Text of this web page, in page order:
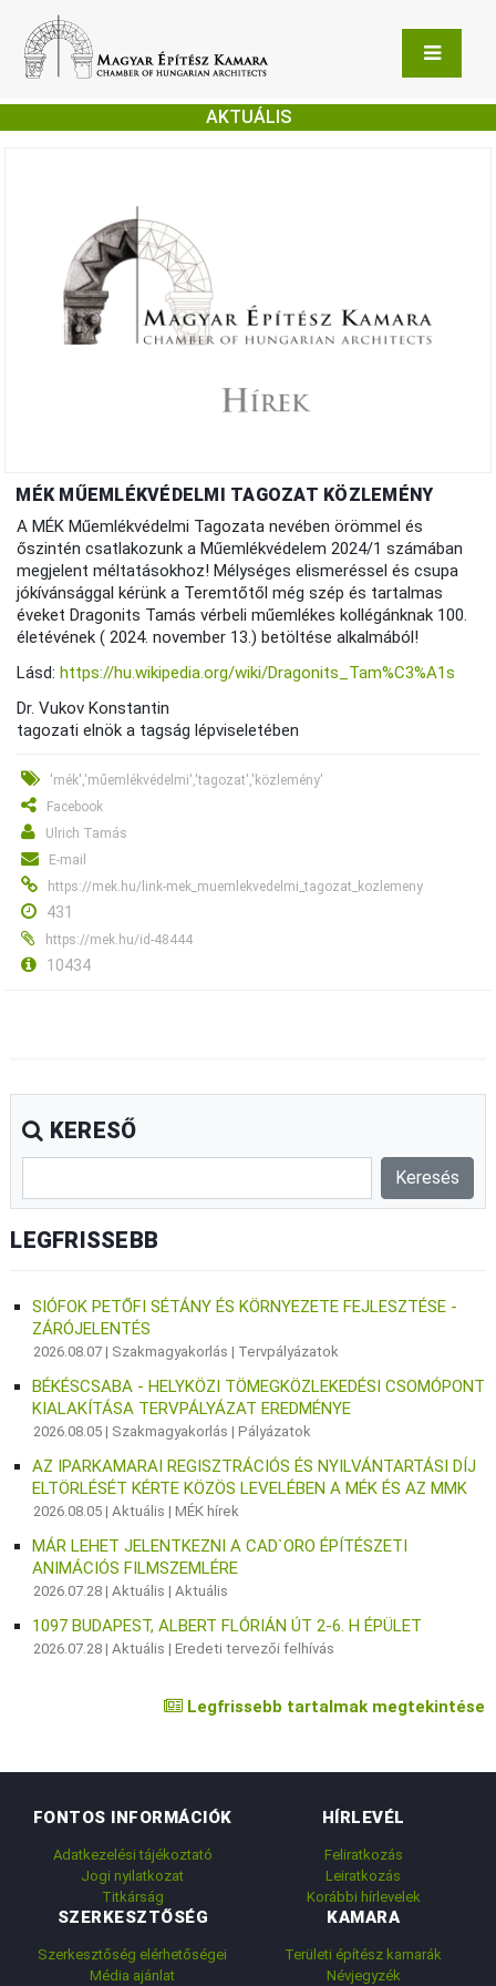
AKTUÁLIS
MÉK MŰEMLÉKVÉDELMI TAGOZAT KÖZLEMÉNY
A MÉK Műemlékvédelmi Tagozata nevében örömmel és
őszintén csatlakozunk a Műemlékvédelem 2024/1 számában
megjelent méltatásokhoz! Mélységes elismeréssel és csupa
jókívánsággal kérünk a Teremtőtől még szép és tartalmas
éveket Dragonits Tamás vérbeli műemlékes kollégánknak 100.
életévének ( 2024. november 13.) betöltése alkalmából!
Lásd:https://hu.wikipedia.org/wiki/Dragonits_Tam%C3%A1s
Dr. Vukov Konstantin
tagozati elnök a tagság lépviseletében
'mék','műemlékvédelmi','tagozat','közlemény'
Facebook
Ulrich Tamás
E-mail
https://mek.hu/link-mek_muemlekvedelmi_tagozat_kozlemeny
431
https://mek.hu/id-48444
10434
KERESŐ
LEGFRISSEBB
SIÓFOK PETŐFI SÉTÁNY ÉS KÖRNYEZETE FEJLESZTÉSE -
ZÁRÓJELENTÉS
2026.08.07 | Szakmagyakorlás | Tervpályázatok
BÉKÉSCSABA - HELYKÖZI TÖMEGKÖZLEKEDÉSI CSOMÓPONT
KIALAKÍTÁSA TERVPÁLYÁZAT EREDMÉNYE
2026.08.05 | Szakmagyakorlás |Pályázatok
AZ IPARKAMARAI REGISZTRÁCIÓS ÉS NYILVÁNTARTÁSI DÍJ
ELTÖRLÉSÉT KÉRTE KÖZÖS LEVELÉBEN A MÉK ÉS AZ MMK
2026.08.05 |Aktuális |MÉK hírek
MÁR LEHET JELENTKEZNI A CAD`ORO ÉPÍTÉSZETI
ANIMÁCIÓS FILMSZEMLÉRE
2026.07.28 |Aktuális |Aktuális
1097 BUDAPEST, ALBERT FLÓRIÁN ÚT 2-6. H ÉPÜLET
2026.07.28 |Aktuális |Eredeti tervezői felhívás
Legfrissebb tartalmak megtekintése
FONTOS INFORMÁCIÓK
Adatkezelési tájékoztató
Jogi nyilatkozat
Titkárság
HÍRLEVÉL
Feliratkozás
Leiratkozás
Korábbi hírlevelek
SZERKESZTŐSÉG
Szerkesztőség elérhetőségei
Média ajánlat
KAMARA
Területi építész kamarák
Névjegyzék